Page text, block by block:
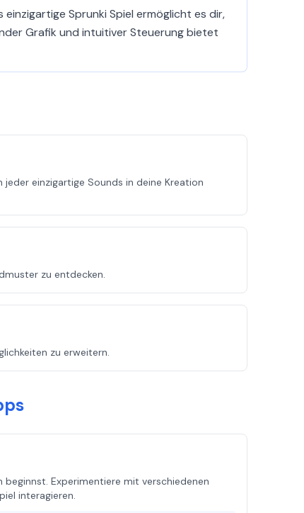
Sprunki Spiel ermöglicht es dir,
Grafik und intuitiver Steuerung bietet
einzigartige Sounds in deine Kreation
zu entdecken.
zu erweitern.
Experimentiere mit verschiedenen
interagieren.